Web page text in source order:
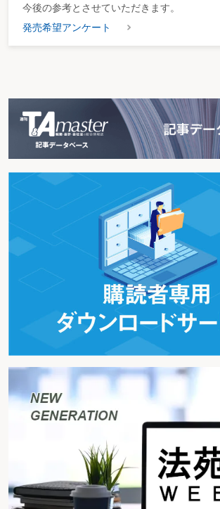
今後の参考とさせていただきます。
発売希望アンケート